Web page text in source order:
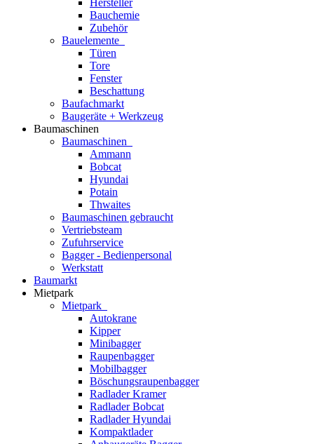
Hersteller
Bauchemie
Zubehör
Bauelemente
Türen
Tore
Fenster
Beschattung
Baufachmarkt
Baugeräte + Werkzeug
Baumaschinen
Baumaschinen
Ammann
Bobcat
Hyundai
Potain
Thwaites
Baumaschinen gebraucht
Vertriebsteam
Zufuhrservice
Bagger - Bedienpersonal
Werkstatt
Baumarkt
Mietpark
Mietpark
Autokrane
Kipper
Minibagger
Raupenbagger
Mobilbagger
Böschungsraupenbagger
Radlader Kramer
Radlader Bobcat
Radlader Hyundai
Kompaktlader